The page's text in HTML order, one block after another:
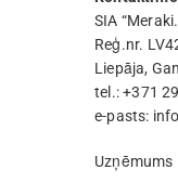
SIA
Reģ.nr.
Liepāja,
tel.: +371
e-pasts:
Uzņēmums